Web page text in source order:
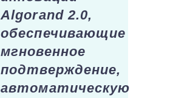
Algorand 2.0,
обеспечивающие
мгновенное
подтверждение,
автоматическую